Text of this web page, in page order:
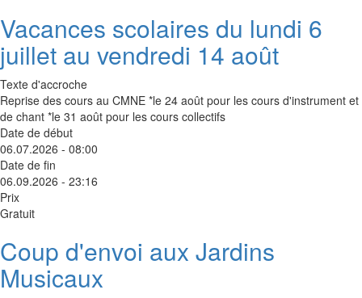
Vacances scolaires du lundi 6
juillet au vendredi 14 août
Texte d'accroche
Reprise des cours au CMNE *le 24 août pour les cours d'instrument et
de chant *le 31 août pour les cours collectifs
Date de début
06.07.2026 - 08:00
Date de fin
06.09.2026 - 23:16
Prix
Gratuit
Coup d'envoi aux Jardins
Musicaux